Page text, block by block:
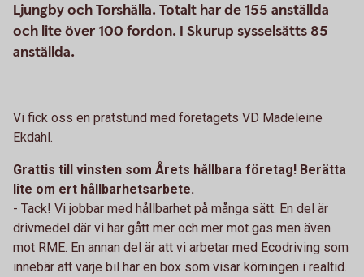
Ljungby och Torshälla. Totalt har de 155 anställda
och lite över 100 fordon. I Skurup sysselsätts 85
anställda.
Vi fick oss en pratstund med företagets VD Madeleine
Ekdahl.
Grattis till vinsten som Årets hållbara företag! Berätta
lite om ert hållbarhetsarbete.
- Tack! Vi jobbar med hållbarhet på många sätt. En del är
drivmedel där vi har gått mer och mer mot gas men även
mot RME. En annan del är att vi arbetar med Ecodriving som
innebär att varje bil har en box som visar körningen i realtid.